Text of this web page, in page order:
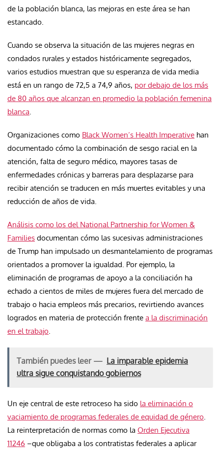
de la población blanca, las mejoras en este área se han
estancado.
Cuando se observa la situación de las mujeres negras en
condados rurales y estados históricamente segregados,
varios estudios muestran que su esperanza de vida media
está en un rango de 72,5 a 74,9 años, por debajo de los más
de 80 años que alcanzan en promedio la población femenina
blanca
Organizaciones como Black Women’s Health Imperative han
documentado cómo la combinación de sesgo racial en la
atención, falta de seguro médico, mayores tasas de
enfermedades crónicas y barreras para desplazarse para
recibir atención se traducen en más muertes evitables y una
reducción de años de vida.
Análisis como los del National Partnership for Women &
Families documentan cómo las sucesivas administraciones
de Trump han impulsado un desmantelamiento de programas
orientados a promover la igualdad. Por ejemplo, la
eliminación de programas de apoyo a la conciliación ha
echado a cientos de miles de mujeres fuera del mercado de
trabajo o hacia empleos más precarios, revirtiendo avances
logrados en materia de protección frente a la discriminación
en el trabajo
También puedes leer — La imparable epidemia
ultra sigue conquistando gobiernos
Un eje central de este retroceso ha sido la eliminación o
vaciamiento de programas federales de equidad de género
La reinterpretación de normas como la Orden Ejecutiva
11246 –que obligaba a los contratistas federales a aplicar